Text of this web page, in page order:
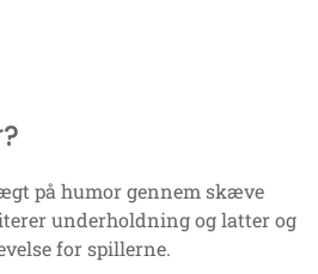
på humor gennem skæve
underholdning og latter og
for spillerne.